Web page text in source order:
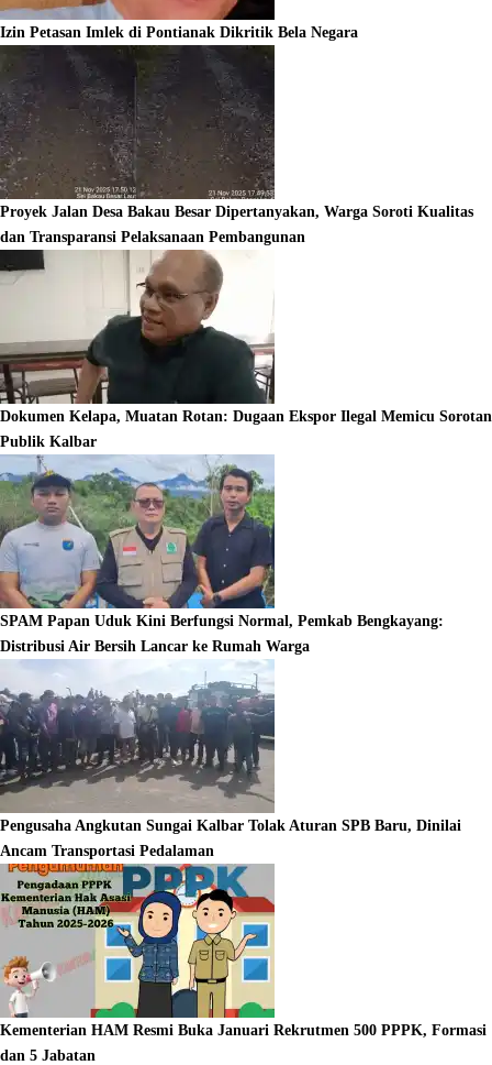
Izin Petasan Imlek di Pontianak Dikritik Bela Negara
Proyek Jalan Desa Bakau Besar Dipertanyakan, Warga Soroti Kualitas
dan Transparansi Pelaksanaan Pembangunan
Dokumen Kelapa, Muatan Rotan: Dugaan Ekspor Ilegal Memicu Sorotan
Publik Kalbar
SPAM Papan Uduk Kini Berfungsi Normal, Pemkab Bengkayang:
Distribusi Air Bersih Lancar ke Rumah Warga
Pengusaha Angkutan Sungai Kalbar Tolak Aturan SPB Baru, Dinilai
Ancam Transportasi Pedalaman
Kementerian HAM Resmi Buka Januari Rekrutmen 500 PPPK, Formasi
dan 5 Jabatan